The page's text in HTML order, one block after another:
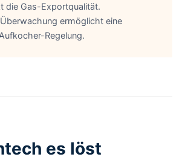
die Gas-Exportqualität.
ermöglicht eine
Regelung.
es löst